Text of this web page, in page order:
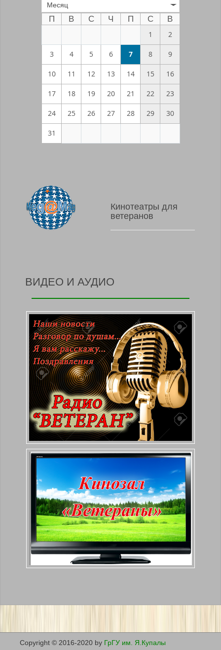
Месяц
П В С Ч П С
В
1
2
3 4 5 6 7 8 9
10 11 12 13 14 15 16
17 18 19 20 21 22 23
24 25 26 27 28 29 30
31
Кинотеатры для
ветеранов
ВИДЕО И АУДИО
Copyright © 2016-2020 by ГрГУ им. Я.Купалы